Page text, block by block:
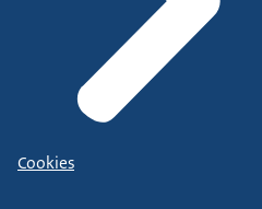
Cookies